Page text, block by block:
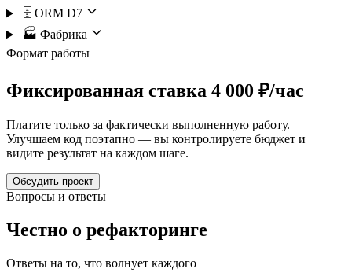
🗄️ORM D7
🏭 Фабрика
Формат работы
Фиксированная ставка 4 000 ₽/час
Платите только за фактически выполненную работу.
Улучшаем код поэтапно — вы контролируете бюджет и
видите результат на каждом шаге.
Обсудить проект
Вопросы и ответы
Честно о рефакторинге
Ответы на то, что волнует каждого